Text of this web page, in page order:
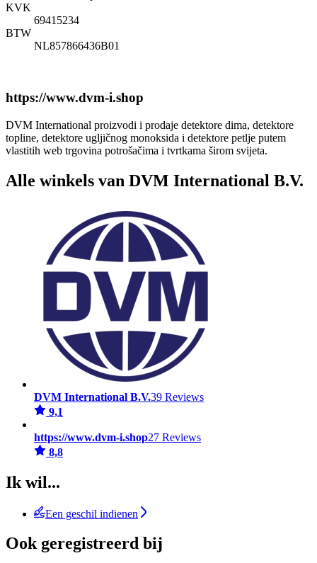
KVK
69415234
BTW
NL857866436B01
https://www.dvm-i.shop
DVM International proizvodi i prodaje detektore dima, detektore
topline, detektore ugljičnog monoksida i detektore petlje putem
vlastitih web trgovina potrošačima i tvrtkama širom svijeta.
Alle winkels van DVM International B.V.
DVM International B.V.39 Reviews
9,1
https://www.dvm-i.shop27 Reviews
8,8
Ik wil...
Een geschil indienen
Ook geregistreerd bij